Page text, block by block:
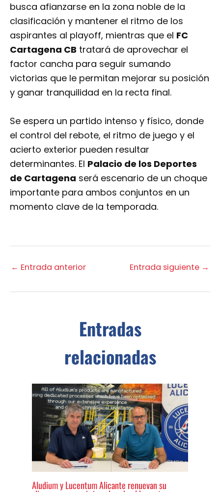
busca afianzarse en la zona noble de la
clasificación y mantener el ritmo de los
aspirantes al playoff, mientras que el FC
Cartagena CB tratará de aprovechar el
factor cancha para seguir sumando
victorias que le permitan mejorar su posición
y ganar tranquilidad en la recta final.
Se espera un partido intenso y físico, donde
el control del rebote, el ritmo de juego y el
acierto exterior pueden resultar
determinantes. El Palacio de los Deportes
de Cartagena será escenario de un choque
importante para ambos conjuntos en un
momento clave de la temporada.
← Entrada anterior Entrada siguiente →
Entradas
relacionadas
Aludium y Lucentum Alicante renuevan su